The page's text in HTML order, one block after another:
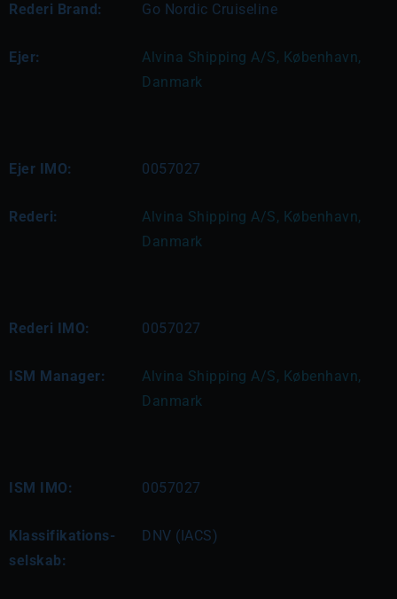
Rederi Brand: Go Nordic Cruiseline
Ejer:
Alvina Shipping A/S, København,
Danmark
Ejer IMO: 0057027
Rederi:
Alvina Shipping A/S, København,
Danmark
Rederi IMO: 0057027
ISM Manager:
Alvina Shipping A/S, København,
Danmark
ISM IMO: 0057027
Klassifikations-
selskab:
DNV (IACS)